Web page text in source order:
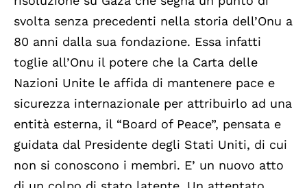
svolta senza precedenti nella storia dell’Onu a
80 anni dalla sua fondazione. Essa infatti
toglie all’Onu il potere che la Carta delle
Nazioni Unite le affida di mantenere pace e
sicurezza internazionale per attribuirlo ad una
entità esterna, il “Board of Peace”, pensata e
guidata dal Presidente degli Stati Uniti, di cui
non si conoscono i membri. E’ un nuovo atto